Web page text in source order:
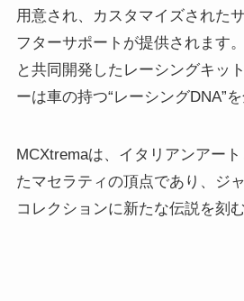
用意され、カスタマイズされた
フターサポートが提供されます
と共同開発したレーシングキッ
ーは車の持つ“レーシングDNA”
MCXtremaは、イタリアンアー
たマセラティの頂点であり、ジ
コレクションに新たな伝説を刻